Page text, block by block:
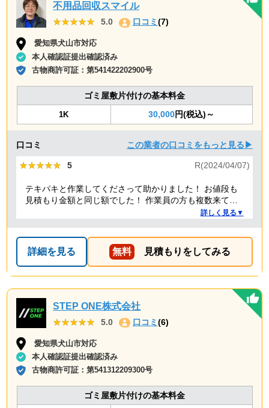
不用品回収スマイル
★★★★★
★★★★★ 5.0 口コミ(7)
愛知県犬山市対応
本人確認証提出確認済み
古物商許可証：第541422202900号
ゴミ屋敷片付けの基本料金
1K 30,000円(税込)～
口コミ この業者の口コミをもっと見る▶
★★★★★
★★★★★ 5 R(2024/04/07)
テキパキと作業してくださって助かりました！ お値段も
見積もり金額と同じ額でした！ 作業員の方も複数来てく
ださり、 女性の方もいて安心しました！ こちらに頼んで
詳しく見る▼
詳細を見る 無料 見積もりをしてみる
STEP ONE株式会社
★★★★★
★★★★★ 5.0 口コミ (6)
愛知県犬山市対応
本人確認証提出確認済み
古物商許可証：第541312209300号
ゴミ屋敷片付けの基本料金